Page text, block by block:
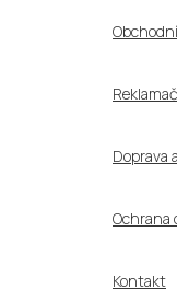
Doprava
Ochrana
Kontakt